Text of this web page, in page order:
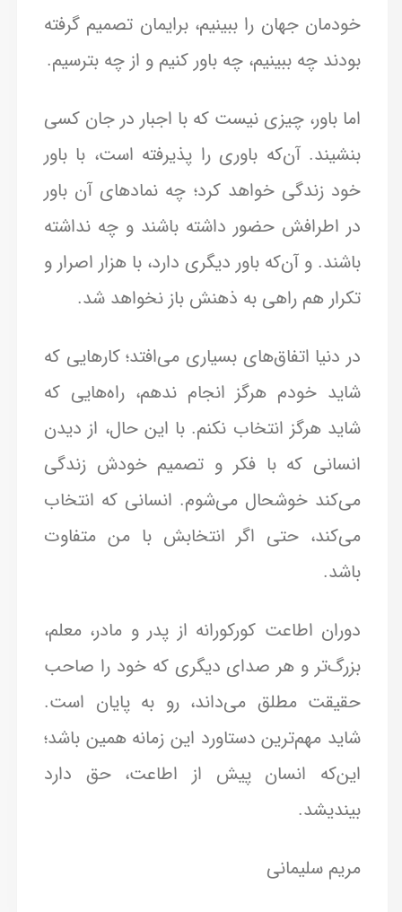
خودمان جهان را ببینیم، برایمان تصمیم گرفته
بودند چه ببینیم، چه باور کنیم و از چه بترسیم.
اما باور، چیزی نیست که با اجبار در جان کسی
بنشیند. آن‌که باوری را پذیرفته است، با باور
خود زندگی خواهد کرد؛ چه نمادهای آن باور
در اطرافش حضور داشته باشند و چه نداشته
باشند. و آن‌که باور دیگری دارد، با هزار اصرار و
تکرار هم راهی به ذهنش باز نخواهد شد.
در دنیا اتفاق‌های بسیاری می‌افتد؛ کارهایی که
شاید خودم هرگز انجام ندهم، راه‌هایی که
شاید هرگز انتخاب نکنم. با این حال، از دیدن
انسانی که با فکر و تصمیم خودش زندگی
می‌کند خوشحال می‌شوم. انسانی که انتخاب
می‌کند، حتی اگر انتخابش با من متفاوت
باشد.
دوران اطاعت کورکورانه از پدر و مادر، معلم،
بزرگ‌تر و هر صدای دیگری که خود را صاحب
حقیقت مطلق می‌داند، رو به پایان است.
شاید مهم‌ترین دستاورد این زمانه همین باشد؛
این‌که انسان پیش از اطاعت، حق دارد
بیندیشد.
مریم سلیمانی